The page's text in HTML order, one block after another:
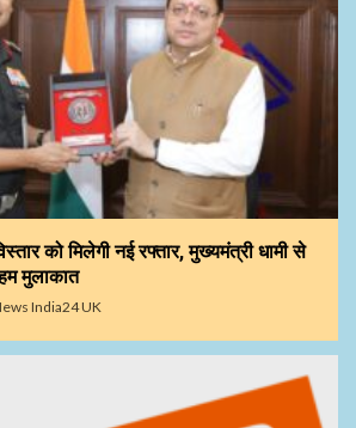
को मिलेगी नई रफ्तार, मुख्यमंत्री धामी से
मुलाकात
India24 UK